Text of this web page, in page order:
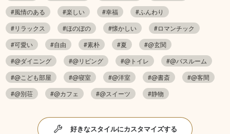
#風情のある
#楽しい #幸福
#ふんわり
#リラックス
#ほのぼの #懐かしい
#ロマンチック
#可愛い
#自由 #素朴 #夏
#@玄関
#@ダイニング
#@リビング #@トイレ
#@バスルーム
#@こども部屋
#@寝室 #@洋室 #@書斎
#@客間
#@別荘
#@カフェ #@スイーツ #静物
好きなスタイルにカスタマイズする